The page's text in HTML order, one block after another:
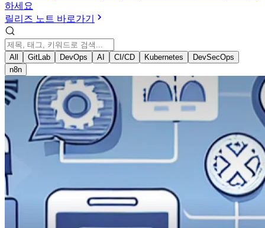
하세요
릴리즈 노트 바로가기
All GitLab DevOps AI CI/CD Kubernetes
DevSecOps
n8n